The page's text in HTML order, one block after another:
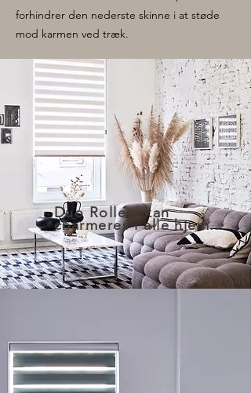
forhindrer den nederste skinne i at støde
mod karmen ved træk.
Duo Rollers kan
charmeres i alle hjem...